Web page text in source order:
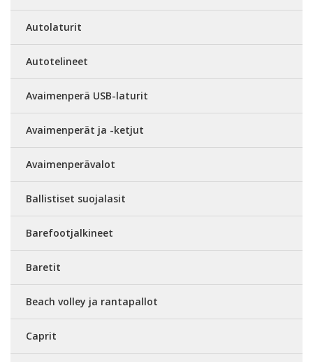
Autolaturit
Autotelineet
Avaimenperä USB-laturit
Avaimenperät ja -ketjut
Avaimenperävalot
Ballistiset suojalasit
Barefootjalkineet
Baretit
Beach volley ja rantapallot
Caprit